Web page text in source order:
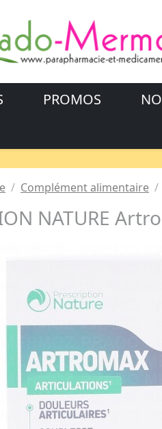
PROMOS
Complément alimentaire
NATURE